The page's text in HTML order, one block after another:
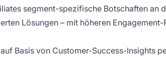
segment-spezifische Botschaften an
Lösungen – mit höheren
Basis von Customer-Success-Insights